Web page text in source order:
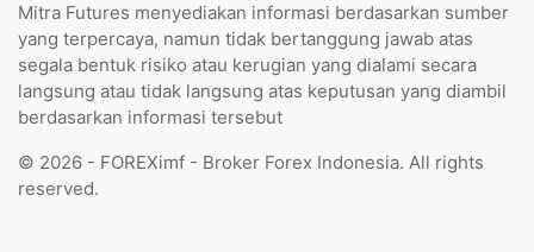
Mitra Futures menyediakan informasi berdasarkan sumber
yang terpercaya, namun tidak bertanggung jawab atas
segala bentuk risiko atau kerugian yang dialami secara
langsung atau tidak langsung atas keputusan yang diambil
berdasarkan informasi tersebut
© 2026 - FOREXimf - Broker Forex Indonesia. All rights
reserved.